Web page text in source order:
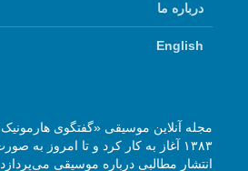
درباره ما
English
۱۳۸۳ آغاز به کار کرد و تا امروز به
انتشار مطالبی درباره موسیقی می‌پردازد.